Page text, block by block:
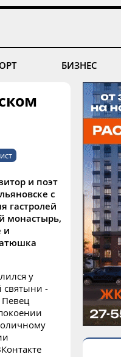
БИЗНЕС
и поэт
с
гастролей
монастырь,
и
у
святыни -